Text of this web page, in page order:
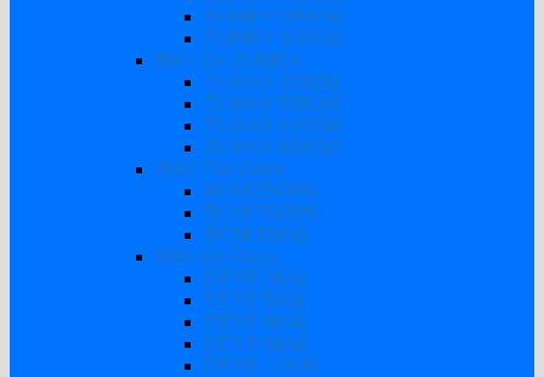
SUMRY 3800W
SUMRY 6200W
Biến tần ZUMAX
ZUMAX 3000W
ZUMAX 5500W
ZUMAX 6200W
ZUMAX 6600W
Biến Tần Bơm
BƠM 5500W
BƠM 7500W
BƠM 15KW
Biến tần Deye
DEYE 3KW
DEYE 5KW
DEYE 6KW
DEYE 8KW
DEYE 10KW